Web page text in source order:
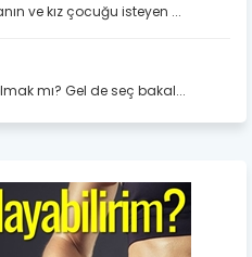
ve kız çocuğu isteyen ...
mı? Gel de seç bakal...